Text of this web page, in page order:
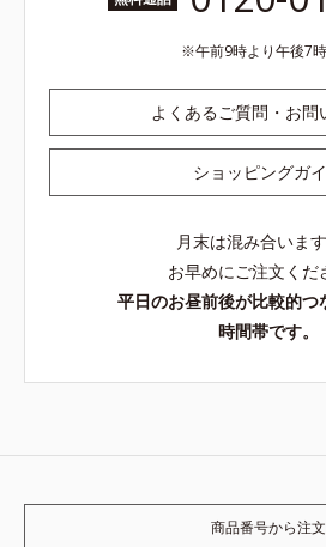
午前9時より午後7
よくあるご質問・お問
ショッピングガ
月末は混み合いま
お早めにご注文くだ
平日のお昼前後が比較的つ
時間帯です。
商品番号から注文